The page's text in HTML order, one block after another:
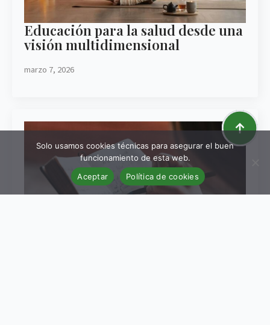
Educación para la salud desde una
visión multidimensional
marzo 7, 2026
Solo usamos cookies técnicas para asegurar el buen
funcionamiento de esta web.
Aceptar
Política de cookies